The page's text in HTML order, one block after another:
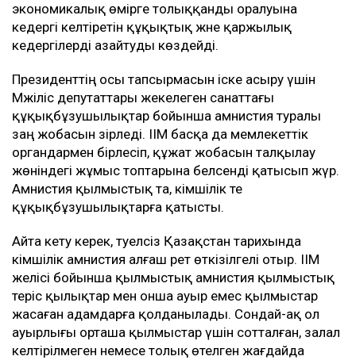
экономикалық өмірге толыққанды оралуына
кедергі келтіретін құқықтық және қаржылық
кедергілерді азайтуды көздейді.
Президенттің осы тапсырмасын іске асыру үшін
Мәжіліс депутаттары жекелеген санаттағы
құқықбұзушылықтар бойынша амнистия туралы
заң жобасын әзірледі. ІІМ басқа да мемлекеттік
органдармен бірлесіп, құжат жобасын талқылау
жөніндегі жұмыс топтарына белсенді қатысып жүр.
Амнистия қылмыстық та, әкімшілік те
құқықбұзушылықтарға қатысты.
Айта кету керек, тәуелсіз Қазақстан тарихында
әкімшілік амнистия алғаш рет өткізілгелі отыр. ІІМ
желісі бойынша қылмыстық амнистия қылмыстық
теріс қылықтар мен онша ауыр емес қылмыстар
жасаған адамдарға қолданылады. Сондай-ақ ол
ауырлығы орташа қылмыстар үшін сотталған, залал
келтірілмеген немесе толық өтелген жағдайда